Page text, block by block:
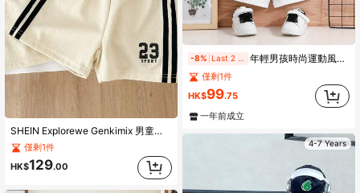
SHEIN Explorewe Genkimix 男童数字印花休闲 Polo 衫 + 数字印花织带装饰休闲短裤两件套
僅剩1件
HK$129.00
-8% 年輕男孩時尚運動風2件套裝: 簡單字母設計凸字短袖上衣和休閒短褲
僅剩1件
HK$99.75
一年前成立
4-7 Years